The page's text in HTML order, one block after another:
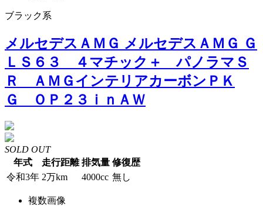
ブラック系
メルセデスＡＭＧ メルセデスＡＭＧ Ｇ
ＬＳ６３ ４マチック＋ パノラマＳ
Ｒ ＡＭＧインテリアカーボンＰＫ
Ｇ ＯＰ２３ｉｎＡＷ
SOLD OUT
年式
走行距離 排気量 修復歴
令和3年 2万km 4000cc 無し
複数画像